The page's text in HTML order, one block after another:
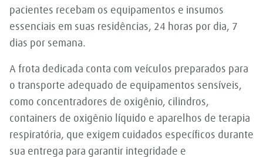
pacientes recebam os equipamentos e insumos
essenciais em suas residências, 24 horas por dia, 7
dias por semana.
A frota dedicada conta com veículos preparados para
o transporte adequado de equipamentos sensíveis,
como concentradores de oxigênio, cilindros,
containers de oxigênio líquido e aparelhos de terapia
respiratória, que exigem cuidados específicos durante
sua entrega para garantir integridade e